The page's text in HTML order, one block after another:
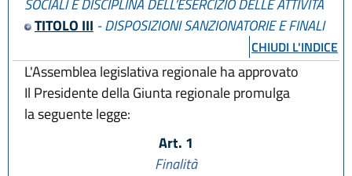
SOCIALI E DISCIPLINA DELL’ESERCIZIO DELLE ATTIVITÀ
TITOLO III - DISPOSIZIONI SANZIONATORIE E FINALI
CHIUDI L'INDICE
L'Assemblea legislativa regionale ha approvato
Il Presidente della Giunta regionale promulga
la seguente legge:
Art. 1
Finalità